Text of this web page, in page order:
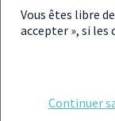
Crédit
Vous êtes libre
accepter », si
Continuer